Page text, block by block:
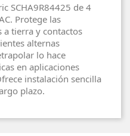
SCHA9R84425 de 4
Protege las
a tierra y contactos
alternas
lo hace
en aplicaciones
instalación sencilla
plazo.